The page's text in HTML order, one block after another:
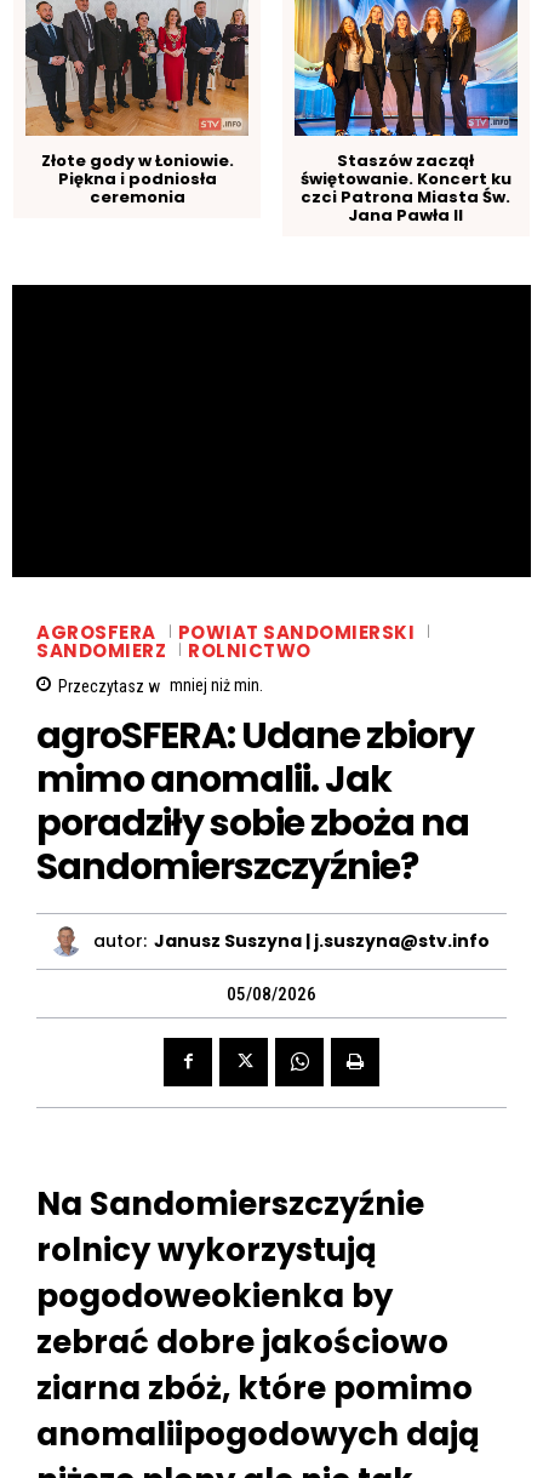
Złote gody w Łoniowie.
Piękna i podniosła
ceremonia
Staszów zaczął
świętowanie. Koncert ku
czci Patrona Miasta Św.
Jana Pawła II